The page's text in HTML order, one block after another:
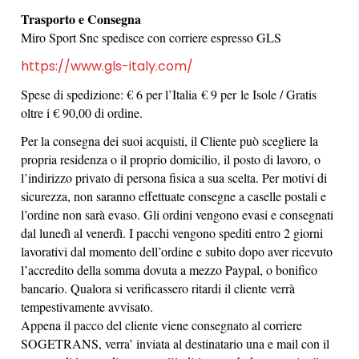
Trasporto e Consegna
Miro Sport Sncspedisce con corriere espresso GLS
https://www.gls-italy.com/
Spese di spedizione: € 6 per l’Italia€ 9 perle Isole / Gratis
oltre i € 90,00 di ordine.
Per la consegna dei suoi acquisti, il Cliente può scegliere la
propria residenza o il proprio domicilio, il posto di lavoro, o
l’indirizzo privato di persona fisica a sua scelta. Per motivi di
sicurezza, non saranno effettuate consegne a caselle postali e
l’ordine non sarà evaso. Gli ordini vengono evasi e consegnati
dal lunedì al venerdì.I pacchi vengono spediti entro 2 giorni
lavorativi dal momento dell’ordinee subito dopo aver ricevuto
l’accredito della somma dovuta a mezzo Paypal, o bonifico
bancario. Qualora si verificassero ritardi il cliente verrà
tempestivamente avvisato.
Appena il pacco del cliente viene consegnato al corriere
SOGETRANS,verra’ inviata al destinatario una e mail con il